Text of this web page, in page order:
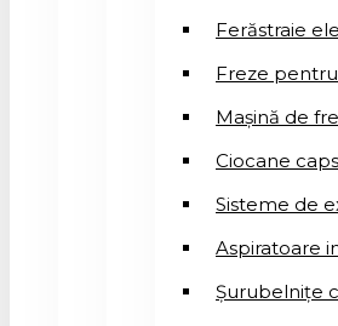
Ferăstraie
Freze
Mașină de
Ciocane
Sisteme de
Aspiratoare
Șurubelnițe